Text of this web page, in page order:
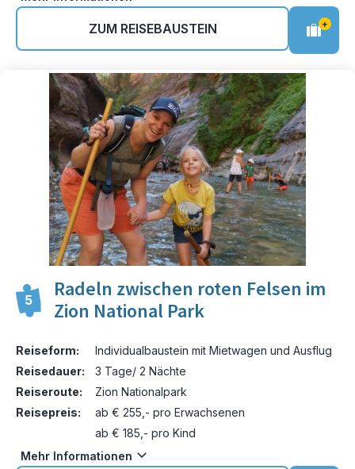
ZUM REISEBAUSTEIN +
5
Radeln zwischen roten Felsen im
Zion National Park
Reiseform:
Individualbaustein mit Mietwagen und Ausflug
Reisedauer:
3 Tage/ 2 Nächte
Reiseroute:
Zion Nationalpark
Reisepreis:
ab € 255,- pro Erwachsenen
ab € 185,- pro Kind
Mehr Informationen